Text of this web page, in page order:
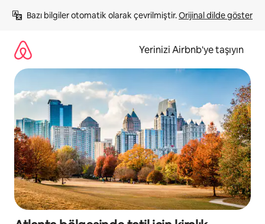
atla
Bazı bilgiler otomatik olarak çevrilmiştir. Orijinal dilde göster
Yerinizi Airbnb'ye taşıyın